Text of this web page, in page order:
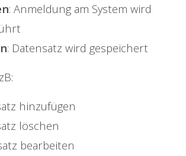
: Anmeldung am System wird
: Datensatz wird gespeichert
hinzufügen
löschen
bearbeiten